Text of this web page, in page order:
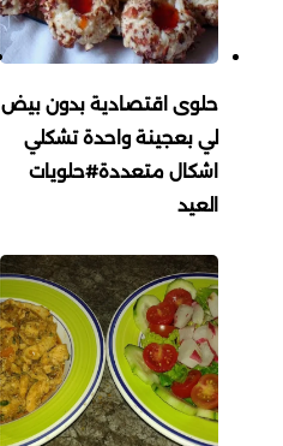
حلوى اقتصادية بدون بيض
لي بعجينة واحدة تشكلي
اشكال متعددة#حلويات
العيد